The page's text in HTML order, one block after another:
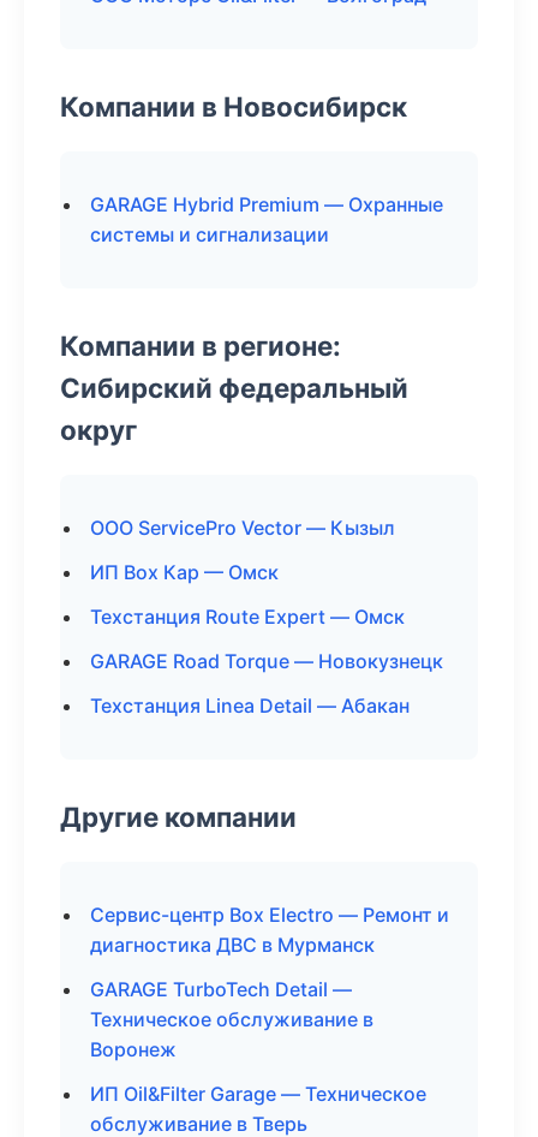
Компании в Новосибирск
GARAGE Hybrid Premium — Охранные
системы и сигнализации
Компании в регионе:
Сибирский федеральный
округ
ООО ServicePro Vector — Кызыл
ИП Box Кар — Омск
Техстанция Route Expert — Омск
GARAGE Road Torque — Новокузнецк
Техстанция Linea Detail — Абакан
Другие компании
Сервис-центр Box Electro — Ремонт и
диагностика ДВС в Мурманск
GARAGE TurboTech Detail —
Техническое обслуживание в
Воронеж
ИП Oil&Filter Garage — Техническое
обслуживание в Тверь